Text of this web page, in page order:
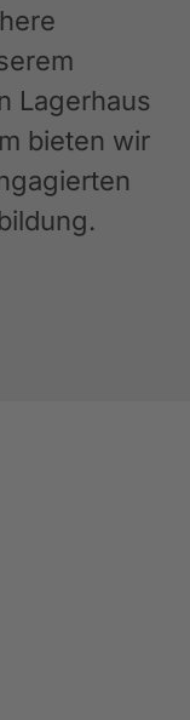
Lagerhaus
bieten wir